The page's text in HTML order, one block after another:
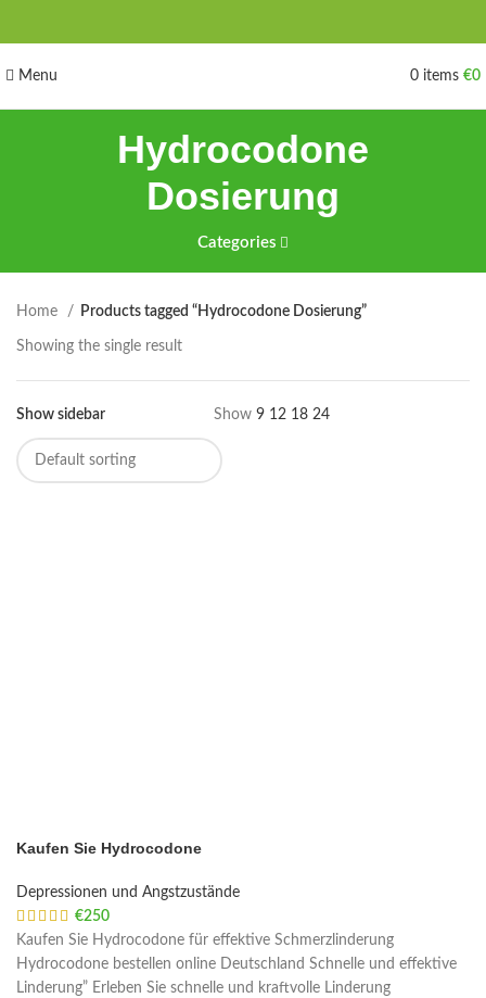
Menu 0 items €0
Hydrocodone
Dosierung
Categories
Home Products tagged “Hydrocodone Dosierung”
Showing the single result
Show sidebar Show 9 12 18 24
Kaufen Sie Hydrocodone
Depressionen und Angstzustände
€250
Kaufen Sie Hydrocodone für effektive Schmerzlinderung
Hydrocodone bestellen online Deutschland Schnelle und effektive
Linderung” Erleben Sie schnelle und kraftvolle Linderung